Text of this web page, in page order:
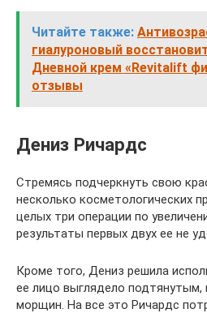
Читайте также:
гиалуроновый
Дневной крем «Revitalift
отзывы
Дениз Ричардс
Стремясь подчеркнуть свою
несколько косметологических
целых три операции по
результаты первых двух ее не
Кроме того, Дениз решила
ее лицо выглядело подтянутым,
морщин. На все это Ричардс